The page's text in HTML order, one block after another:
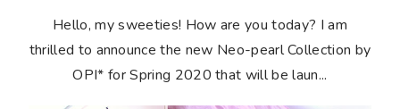
Hello, my sweeties! How are you today? I am
thrilled to announce the new Neo-pearl Collection by
OPI* for Spring 2020 that will be laun...